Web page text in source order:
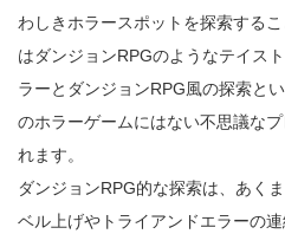
わしきホラースポットを探索する
はダンジョンRPGのようなテイス
ラーとダンジョンRPG風の探索と
のホラーゲームにはない不思議な
れます。
ダンジョンRPG的な探索は、あく
ベル上げやトライアンドエラーの